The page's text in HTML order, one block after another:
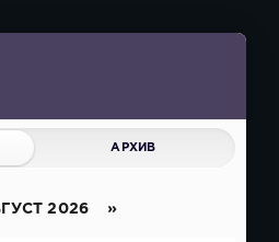
АРХИВ
2026 »